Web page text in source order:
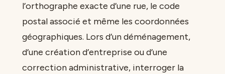
l’orthographe exacte d’une rue, le code
postal associé et même les coordonnées
géographiques. Lors d’un déménagement,
d’une création d’entreprise ou d’une
correction administrative, interroger la